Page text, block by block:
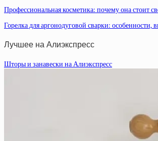
Профессиональная косметика: почему она стоит
Горелка для аргонодуговой сварки: особенности,
Лучшее на Алиэкспресс
Шторы и занавески на Алиэкспресс